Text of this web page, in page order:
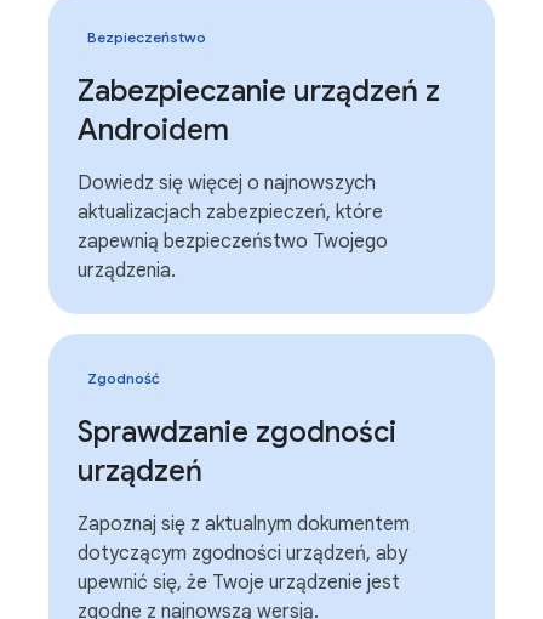
Bezpieczeństwo
Zabezpieczanie urządzeń z
Androidem
Dowiedz się więcej o najnowszych
aktualizacjach zabezpieczeń, które
zapewnią bezpieczeństwo Twojego
urządzenia.
Zgodność
Sprawdzanie zgodności
urządzeń
Zapoznaj się z aktualnym dokumentem
dotyczącym zgodności urządzeń, aby
upewnić się, że Twoje urządzenie jest
zgodne z najnowszą wersją.